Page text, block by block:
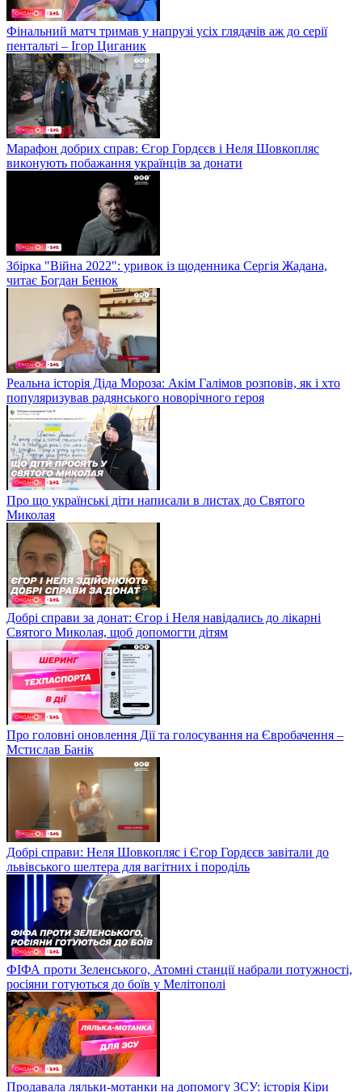
Фінальний матч тримав у напрузі усіх глядачів аж до серії
пентальті – Ігор Циганик
Марафон добрих справ: Єгор Гордєєв і Неля Шовкопляс
виконують побажання українців за донати
Збірка "Війна 2022": уривок із щоденника Сергія Жадана,
читає Богдан Бенюк
Реальна історія Діда Мороза: Акім Галімов розповів, як і хто
популяризував радянського новорічного героя
Про що українські діти написали в листах до Святого
Миколая
Добрі справи за донат: Єгор і Неля навідались до лікарні
Святого Миколая, щоб допомогти дітям
Про головні оновлення Дії та голосування на Євробачення –
Мстислав Банік
Добрі справи: Неля Шовкопляс і Єгор Гордєєв завітали до
львівського шелтера для вагітних і породіль
ФІФА проти Зеленського, Атомні станції набрали потужності,
росіяни готуються до боїв у Мелітополі
Продавала ляльки-мотанки на допомогу ЗСУ: історія Кіри